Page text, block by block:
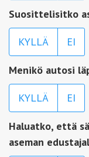
Suosittelisitko
KYLLÄ EI
Menikö autosi
KYLLÄ EI
Haluatko, että
aseman